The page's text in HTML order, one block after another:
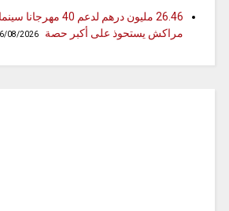
26.46 مليون درهم لدعم 40
مراكش يستحوذ على أكبر حصة
08/2026